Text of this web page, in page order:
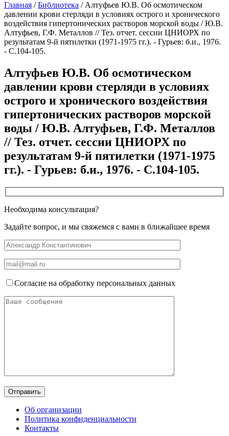
Главная /Библиотека / Алтуфьев Ю.В. Об осмотическом
давлении крови стерляди в условиях острого и хронического
воздействия гипертонических растворов морской воды / Ю.В.
Алтуфьев, Г.Ф. Металлов // Тез. отчет. сессии ЦНИОРХ по
результатам 9-й пятилетки (1971-1975 гг.). - Гурьев: б.и., 1976.
- С.104-105.
Алтуфьев Ю.В. Об осмотическом
давлении крови стерляди в условиях
острого и хронического воздействия
гипертонических растворов морской
воды / Ю.В. Алтуфьев, Г.Ф. Металлов
// Тез. отчет. сессии ЦНИОРХ по
результатам 9-й пятилетки (1971-1975
гг.). - Гурьев: б.и., 1976. - С.104-105.
Необходима консультация?
Задайте вопрос, и мы свяжемся с вами в ближайшее время
Согласие на обработку персональных данных
Об организации
Политика конфиденциальности
Контакты